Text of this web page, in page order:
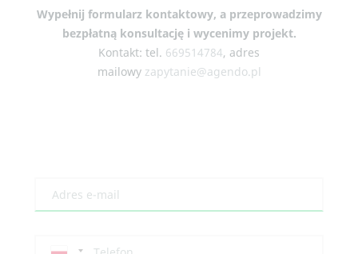
Wypełnij formularz kontaktowy, a przeprowadzimy
bezpłatną konsultację i wycenimy projekt.
Kontakt: tel. 669514784, adres
mailowy zapytanie@agendo.pl